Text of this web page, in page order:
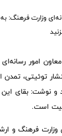
معاون امور
توئیتی، تمدن
و نوشت: بقای
است.
وزارت فرهنگ و